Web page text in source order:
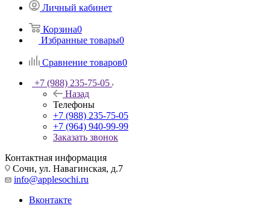
Личный кабинет
Корзина0
Избранные товары0
Сравнение товаров0
+7 (988) 235-75-05
Назад
Телефоны
+7 (988) 235-75-05
+7 (964) 940-99-99
Заказать звонок
Контактная информация
Сочи, ул. Навагинская, д.7
info@applesochi.ru
Вконтакте